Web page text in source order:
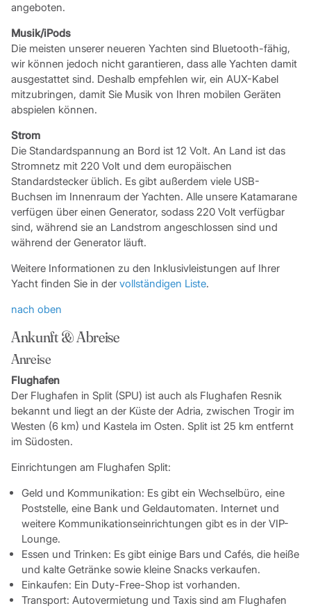
angeboten.
Musik/iPods
Die meisten unserer neueren Yachten sind Bluetooth-fähig,
wir können jedoch nicht garantieren, dass alle Yachten damit
ausgestattet sind. Deshalb empfehlen wir, ein AUX-Kabel
mitzubringen, damit Sie Musik von Ihren mobilen Geräten
abspielen können.
Strom
Die Standardspannung an Bord ist 12 Volt. An Land ist das
Stromnetz mit 220 Volt und dem europäischen
Standardstecker üblich. Es gibt außerdem viele USB-
Buchsen im Innenraum der Yachten. Alle unsere Katamarane
verfügen über einen Generator, sodass 220 Volt verfügbar
sind, während sie an Landstrom angeschlossen sind und
während der Generator läuft.
Weitere Informationen zu den Inklusivleistungen auf Ihrer
Yacht finden Sie in der vollständigen Liste.
nach oben
Ankunft & Abreise
Anreise
Flughafen
Der Flughafen in Split (SPU) ist auch als Flughafen Resnik
bekannt und liegt an der Küste der Adria, zwischen Trogir im
Westen (6 km) und Kastela im Osten. Split ist 25 km entfernt
im Südosten.
Einrichtungen am Flughafen Split:
Geld und Kommunikation: Es gibt ein Wechselbüro, eine
Poststelle, eine Bank und Geldautomaten. Internet und
weitere Kommunikationseinrichtungen gibt es in der VIP-
Lounge.
Essen und Trinken: Es gibt einige Bars und Cafés, die heiße
und kalte Getränke sowie kleine Snacks verkaufen.
Einkaufen: Ein Duty-Free-Shop ist vorhanden.
Transport: Autovermietung und Taxis sind am Flughafen